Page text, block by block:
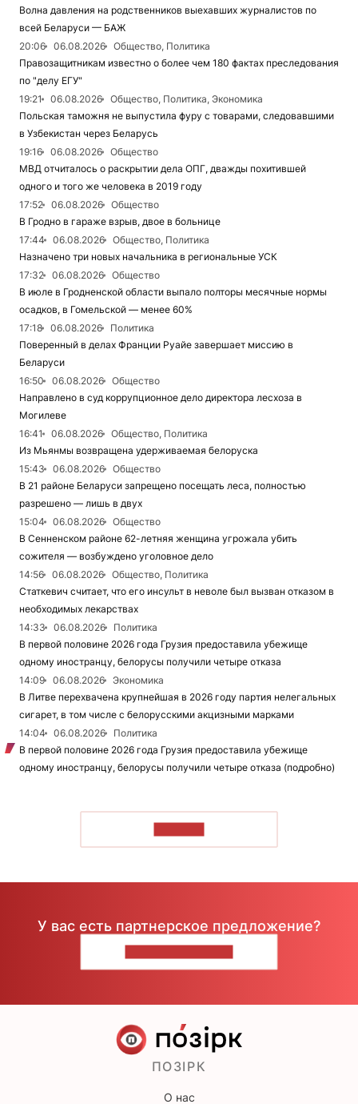
Волна давления на родственников выехавших журналистов по
всей Беларуси — БАЖ
20:06
06.08.2026
Общество, Политика
Правозащитникам известно о более чем 180 фактах преследования
по "делу ЕГУ"
19:21
06.08.2026
Общество, Политика, Экономика
Польская таможня не выпустила фуру с товарами, следовавшими
в Узбекистан через Беларусь
19:16
06.08.2026
Общество
МВД отчиталось о раскрытии дела ОПГ, дважды похитившей
одного и того же человека в 2019 году
17:52
06.08.2026
Общество
В Гродно в гараже взрыв, двое в больнице
17:44
06.08.2026
Общество, Политика
Назначено три новых начальника в региональные УСК
17:32
06.08.2026
Общество
В июле в Гродненской области выпало полторы месячные нормы
осадков, в Гомельской — менее 60%
17:18
06.08.2026
Политика
Поверенный в делах Франции Руайе завершает миссию в
Беларуси
16:50
06.08.2026
Общество
Направлено в суд коррупционное дело директора лесхоза в
Могилеве
16:41
06.08.2026
Общество, Политика
Из Мьянмы возвращена удерживаемая белоруска
15:43
06.08.2026
Общество
В 21 районе Беларуси запрещено посещать леса, полностью
разрешено — лишь в двух
15:04
06.08.2026
Общество
В Сенненском районе 62-летняя женщина угрожала убить
сожителя — возбуждено уголовное дело
14:56
06.08.2026
Общество, Политика
Статкевич считает, что его инсульт в неволе был вызван отказом в
необходимых лекарствах
14:33
06.08.2026
Политика
В первой половине 2026 года Грузия предоставила убежище
одному иностранцу, белорусы получили четыре отказа
14:09
06.08.2026
Экономика
В Литве перехвачена крупнейшая в 2026 году партия нелегальных
сигарет, в том числе с белорусскими акцизными марками
14:04
06.08.2026
Политика
В первой половине 2026 года Грузия предоставила убежище
одному иностранцу, белорусы получили четыре отказа (подробно)
У вас есть партнерское предложение?
ПОЗІРК
О нас